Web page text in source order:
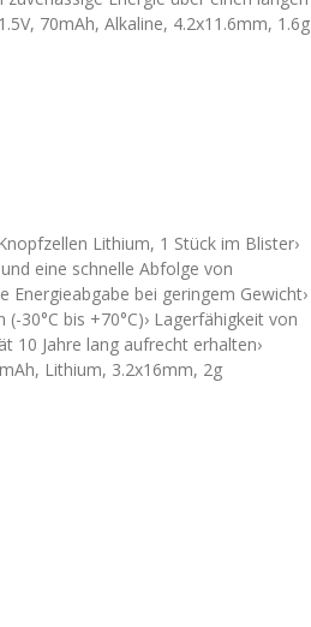
70mAh, Alkaline, 4.2x11.6mm, 1.6g
Lithium, 1 Stück im Blister›
eine schnelle Abfolge von
Energieabgabe bei geringem Gewicht›
30°C bis +70°C)› Lagerfähigkeit von
10 Jahre lang aufrecht erhalten›
Lithium, 3.2x16mm, 2g